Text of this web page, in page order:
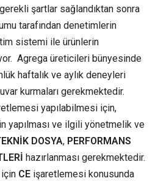
şartlar sağlandıktan sonra
tarafından denetimlerin
sistemi ile ürünlerin
Agrega üreticileri bünyesinde
haftalık ve aylık deneyleri
kurmaları gerekmektedir.
yapılabilmesi için,
yapılması ve ilgili yönetmelik ve
DOSYA, PERFORMANS
hazırlanması gerekmektedir.
için CE işaretlemesi konusunda